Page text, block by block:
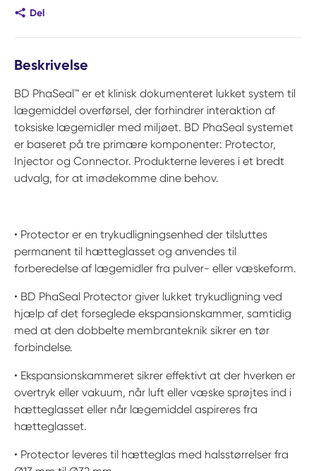
Del
Beskrivelse
BD PhaSeal™ er et klinisk dokumenteret lukket system til
lægemiddel overførsel, der forhindrer interaktion af
toksiske lægemidler med miljøet. BD PhaSeal systemet
er baseret på tre primære komponenter: Protector,
Injector og Connector. Produkterne leveres i et bredt
udvalg, for at imødekomme dine behov.
• Protector er en trykudligningsenhed der tilsluttes
permanent til hætteglasset og anvendes til
forberedelse af lægemidler fra pulver- eller væskeform.
• BD PhaSeal Protector giver lukket trykudligning ved
hjælp af det forseglede ekspansionskammer, samtidig
med at den dobbelte membranteknik sikrer en tør
forbindelse.
• Ekspansionskammeret sikrer effektivt at der hverken er
overtryk eller vakuum, når luft eller væske sprøjtes ind i
hætteglasset eller når lægemiddel aspireres fra
hætteglasset.
• Protector leveres til hætteglas med halsstørrelser fra